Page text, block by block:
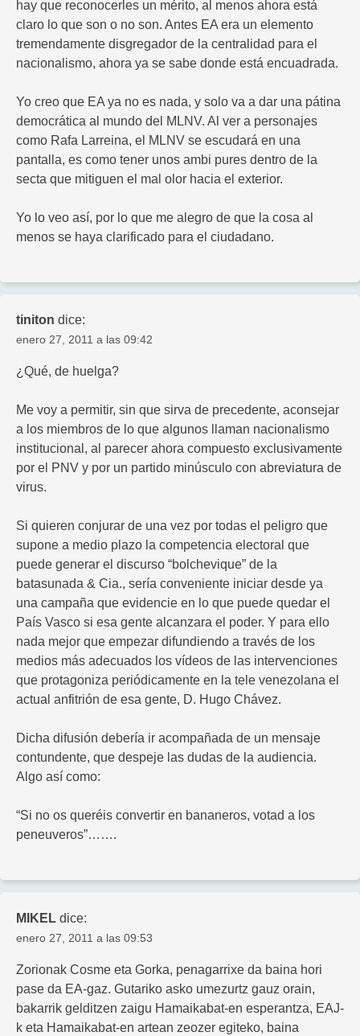
hay que reconocerles un mérito, al menos ahora está
claro lo que son o no son. Antes EA era un elemento
tremendamente disgregador de la centralidad para el
nacionalismo, ahora ya se sabe donde está encuadrada.
Yo creo que EA ya no es nada, y solo va a dar una pátina
democrática al mundo del MLNV. Al ver a personajes
como Rafa Larreina, el MLNV se escudará en una
pantalla, es como tener unos ambi pures dentro de la
secta que mitiguen el mal olor hacia el exterior.
Yo lo veo así, por lo que me alegro de que la cosa al
menos se haya clarificado para el ciudadano.
tiniton dice:
enero 27, 2011 a las 09:42
¿Qué, de huelga?
Me voy a permitir, sin que sirva de precedente, aconsejar
a los miembros de lo que algunos llaman nacionalismo
institucional, al parecer ahora compuesto exclusivamente
por el PNV y por un partido minúsculo con abreviatura de
virus.
Si quieren conjurar de una vez por todas el peligro que
supone a medio plazo la competencia electoral que
puede generar el discurso “bolchevique” de la
batasunada & Cia., sería conveniente iniciar desde ya
una campaña que evidencie en lo que puede quedar el
País Vasco si esa gente alcanzara el poder. Y para ello
nada mejor que empezar difundiendo a través de los
medios más adecuados los vídeos de las intervenciones
que protagoniza periódicamente en la tele venezolana el
actual anfitrión de esa gente, D. Hugo Chávez.
Dicha difusión debería ir acompañada de un mensaje
contundente, que despeje las dudas de la audiencia.
Algo así como:
“Si no os queréis convertir en bananeros, votad a los
peneuveros”…….
MIKEL dice:
enero 27, 2011 a las 09:53
Zorionak Cosme eta Gorka, penagarrixe da baina hori
pase da EA-gaz. Gutariko asko umezurtz gauz orain,
bakarrik gelditzen zaigu Hamaikabat-en esperantza, EAJ-
k eta Hamaikabat-en artean zeozer egiteko, baina